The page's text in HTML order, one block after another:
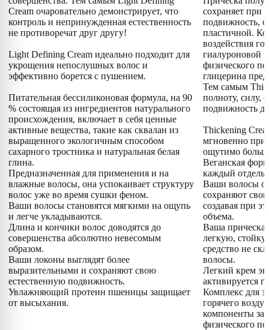
Cream очаровательно демонстрирует, что
контроль и непринужденная естественность
не противоречат друг другу!
Light Defining Cream идеально подходит для
укрощения непослушных волос и
эффективно борется с пушением.
Питательная бессиликоновая формула, на 90
% состоящая из ингредиентов натурального
происхождения, включает в себя ценные
активные вещества, такие как сквалан из
выращенного экологичным способом
сахарного тростника и натуральная белая
глина.
Предназначенная для применения и на
влажные волосы, она успокаивает структуру
волос уже во время сушки феном.
Ваши волосы становятся мягкими на ощупь
и легче укладываются.
Длина и кончики волос доводятся до
совершенства абсолютно невесомым
образом.
Ваши локоны выглядят более
выразительными и сохраняют свою
естественную подвижность.
Увлажняющий протеин пшеницы защищает
от высыхания.
сохраняет при
подвижность,
пластичной.
воздействия
гиалуроновой
физического
глицерина
Тем самым
полноту, силу,
подвижность
Thickening
мгновенно
ощутимо
Веганская
каждый
Ваши волосы
сохраняют
создавая при
объема.
Ваша прическа
легкую,
средство не
волосы.
Легкий крем
активируется
Комплекс для
горячего
компоненты
физического